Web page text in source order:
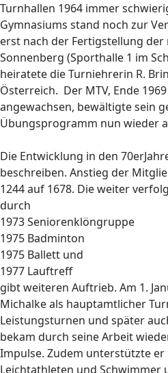
Turnhallen 1964 immer
Gymnasiums stand noch zur
erst nach der Fertigstellung der
Sonnenberg (Sporthalle 1 im
heiratete die Turniehrerin R.
Österreich. Der MTV, Ende
angewachsen, bewältigte sein
Übungsprogramm nun wieder
Die Entwicklung in den
beschreiben. Anstieg der
1244 auf 1678. Die weiter
durch
1973 Seniorenklöngruppe
1975 Badminton
1975 Ballett und
1977 Lauftreff
gibt weiteren Auftrieb. Am 1.
Michalke als hauptamtlicher
Leistungsturnen und später
bekam durch seine Arbeit
Impulse. Zudem unterstützte er
Leichtathleten und Schwimmer